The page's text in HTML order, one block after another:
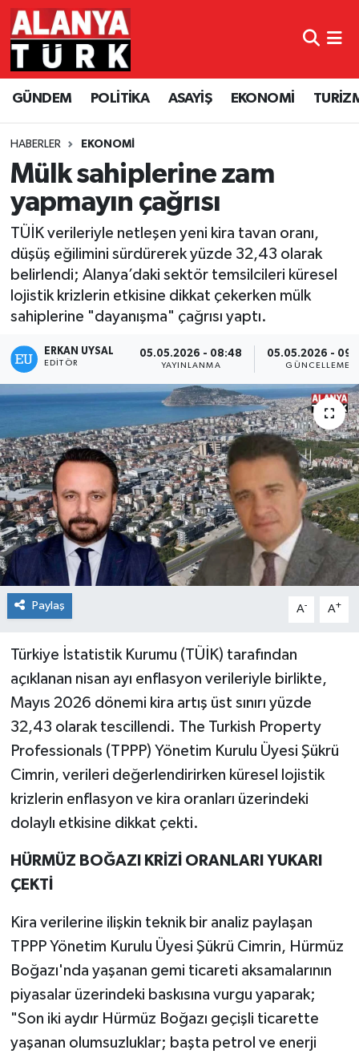
GÜNDEM POLİTİKA ASAYİŞ EKONOMİ
HABERLER EKONOMİ
Mülk sahiplerine zam
yapmayın çağrısı
TÜİK verileriyle netleşen yeni kira tavan oranı,
düşüş eğilimini sürdürerek yüzde 32,43 olarak
belirlendi; Alanya’daki sektör temsilcileri küresel
lojistik krizlerin etkisine dikkat çekerken mülk
sahiplerine "dayanışma" çağrısı yaptı.
ERKAN UYSAL
EDITÖR
05.05.2026 - 08:48
YAYINLANMA
05.05.2026 -
GÜNCELLEME
Paylaş A- A+
Türkiye İstatistik Kurumu (TÜİK) tarafından
açıklanan nisan ayı enflasyon verileriyle birlikte,
Mayıs 2026 dönemi kira artış üst sınırı yüzde
32,43 olarak tescillendi. The Turkish Property
Professionals (TPPP) Yönetim Kurulu Üyesi Şükrü
Cimrin, verileri değerlendirirken küresel lojistik
krizlerin enflasyon ve kira oranları üzerindeki
dolaylı etkisine dikkat çekti.
HÜRMÜZ BOĞAZI KRİZİ ORANLARI YUKARI
ÇEKTİ
Kira verilerine ilişkin teknik bir analiz paylaşan
TPPP Yönetim Kurulu Üyesi Şükrü Cimrin, Hürmüz
Boğazı'nda yaşanan gemi ticareti aksamalarının
piyasalar üzerindeki baskısına vurgu yaparak;
"Son iki aydır Hürmüz Boğazı geçişli ticarette
yaşanan olumsuzluklar; başta petrol ve enerji
GÜNDEM
POLİTİKA
ASAYİŞ
EKONOMİ
TURİZM
SPOR
KÜLTÜR SANAT
Nöbetçi Eczaneler
Hava Durumu
Namaz Vakitleri
Trafik Durumu
Süper Lig Puan Durumu ve Fikstür
Tüm Manşetler
Haber Arşivi